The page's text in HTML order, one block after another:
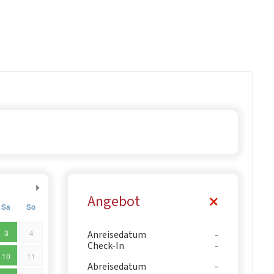
Sa So
3 4
10 11
Angebot
Anreisedatum
Check-In
Abreisedatum